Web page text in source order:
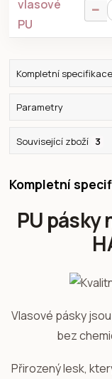
Kompletní specifikace
Parametry
Související zboží 3
Kompletní
PU pásky
Vlasové pásky
bez
Přirozený lesk,